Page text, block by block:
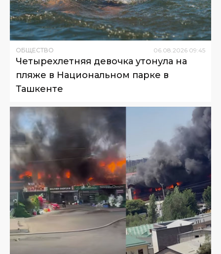
ОБЩЕСТВО 06.08.2026 09:45
Четырехлетняя девочка утонула на
пляже в Национальном парке в
Ташкенте